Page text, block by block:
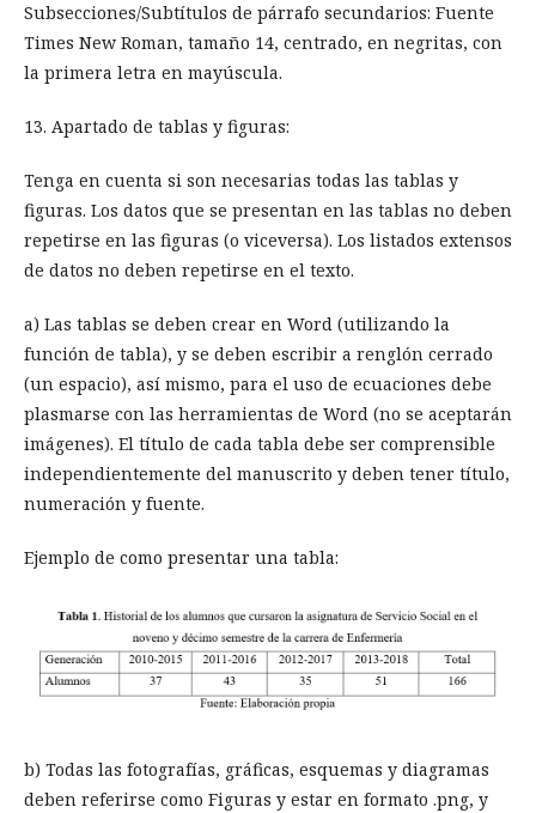
Subsecciones/Subtítulos de párrafo secundarios: Fuente
Times New Roman, tamaño 14, centrado, en negritas, con
la primera letra en mayúscula.
13. Apartado de tablas y figuras:
Tenga en cuenta si son necesarias todas las tablas y
figuras. Los datos que se presentan en las tablas no deben
repetirse en las figuras (o viceversa). Los listados extensos
de datos no deben repetirse en el texto.
a) Las tablas se deben crear en Word (utilizando la
función de tabla), y se deben escribir a renglón cerrado
(un espacio), así mismo, para el uso de ecuaciones debe
plasmarse con las herramientas de Word (no se aceptarán
imágenes). El título de cada tabla debe ser comprensible
independientemente del manuscrito y deben tener título,
numeración y fuente.
Ejemplo de como presentar una tabla:
b) Todas las fotografías, gráficas, esquemas y diagramas
deben referirse como Figuras y estar en formato .png, y